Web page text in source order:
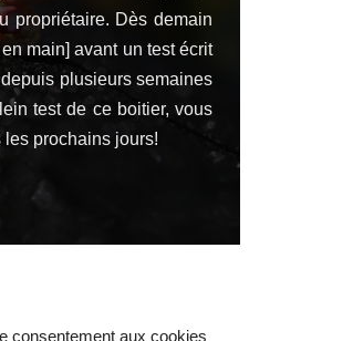
consentement aux cookies
propriétaire. Dès demain
main] avant un test écrit
plusieurs semaines
test de ce boitier, vous
prochains jours!